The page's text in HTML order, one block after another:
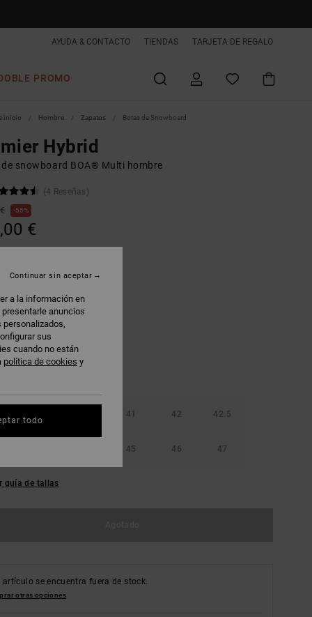
AYUDA & CONTACTO TIENDAS TARJETA DE REGALO
PROMO
inicio Hombre Zapatos Botas de Snowboard
Hybrid
snowboard BOA® Multi hombre
(4 Reseñas)
55%
€
grey/yellow
41 42 42.5
45 46 47
guía de tallas
artículo se encuentra fuera de stock.
otras opciones
a la información en
anuncios
personalizados,
sus
cuando no están
política de cookies y
Continuar sin aceptar
todo